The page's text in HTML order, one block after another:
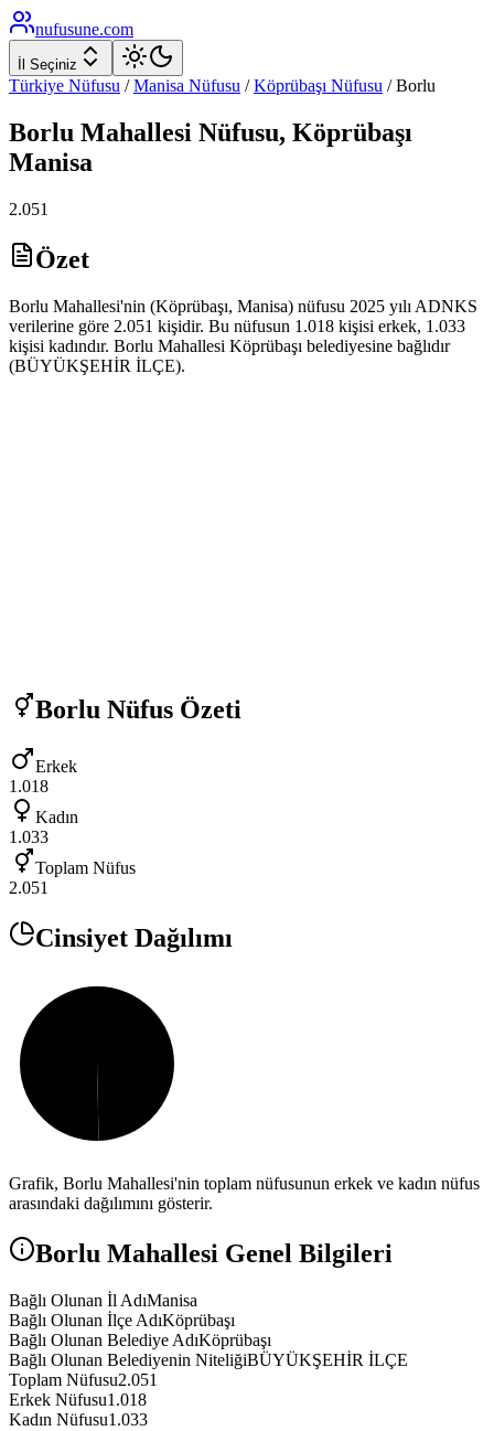
nufusune.com
İl Seçiniz
Türkiye Nüfusu / Manisa Nüfusu / Köprübaşı Nüfusu /Borlu
Borlu Mahallesi Nüfusu, Köprübaşı
Manisa
2.051
Özet
Borlu Mahallesi'nin (Köprübaşı, Manisa) nüfusu 2025 yılı ADNKS
verilerine göre 2.051 kişidir. Bu nüfusun 1.018 kişisi erkek, 1.033
kişisi kadındır. Borlu Mahallesi Köprübaşı belediyesine bağlıdır
(BÜYÜKŞEHİR İLÇE).
Borlu Nüfus Özeti
Erkek
1.018
Kadın
1.033
Toplam Nüfus
2.051
Cinsiyet Dağılımı
Grafik, Borlu Mahallesi'nin toplam nüfusunun erkek ve kadın nüfus
arasındaki dağılımını gösterir.
Borlu Mahallesi Genel Bilgileri
Bağlı Olunan İl AdıManisa
Bağlı Olunan İlçe AdıKöprübaşı
Bağlı Olunan Belediye AdıKöprübaşı
Bağlı Olunan Belediyenin NiteliğiBÜYÜKŞEHİR İLÇE
Toplam Nüfusu2.051
Erkek Nüfusu1.018
Kadın Nüfusu1.033